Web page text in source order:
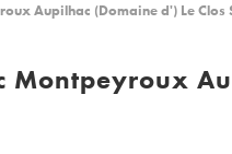
Aupilhac (Domaine d') Le
Montpeyroux